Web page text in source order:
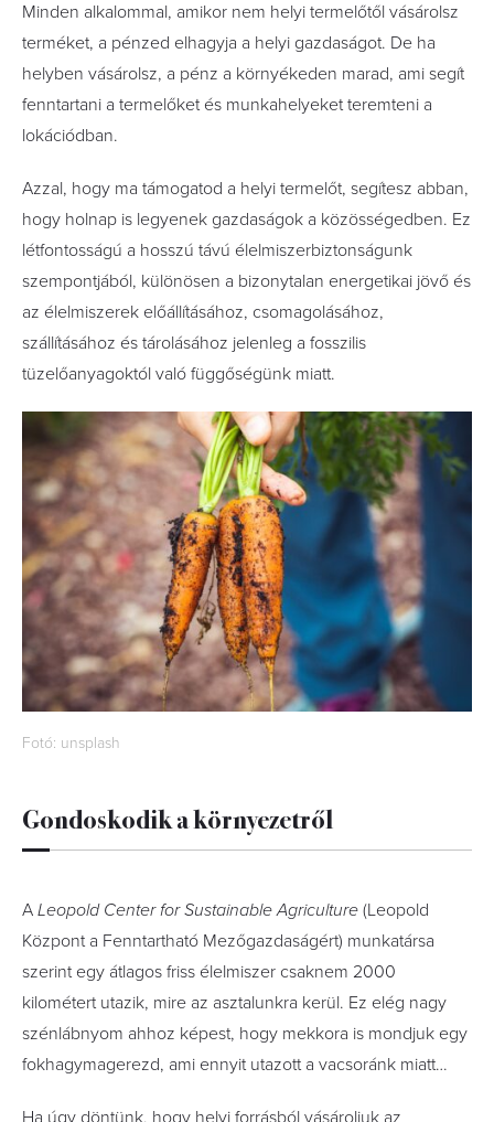
Minden alkalommal, amikor nem helyi termelőtől vásárolsz
terméket, a pénzed elhagyja a helyi gazdaságot. De ha
helyben vásárolsz, a pénz a környékeden marad, ami segít
fenntartani a termelőket és munkahelyeket teremteni a
lokációdban.
Azzal, hogy ma támogatod a helyi termelőt, segítesz abban,
hogy holnap is legyenek gazdaságok a közösségedben. Ez
létfontosságú a hosszú távú élelmiszerbiztonságunk
szempontjából, különösen a bizonytalan energetikai jövő és
az élelmiszerek előállításához, csomagolásához,
szállításához és tárolásához jelenleg a fosszilis
tüzelőanyagoktól való függőségünk miatt.
Fotó: unsplash
Gondoskodik a környezetről
A Leopold Center for Sustainable Agriculture (Leopold
Központ a Fenntartható Mezőgazdaságért) munkatársa
szerint egy átlagos friss élelmiszer csaknem 2000
kilométert utazik, mire az asztalunkra kerül. Ez elég nagy
szénlábnyom ahhoz képest, hogy mekkora is mondjuk egy
fokhagymagerezd, ami ennyit utazott a vacsoránk miatt…